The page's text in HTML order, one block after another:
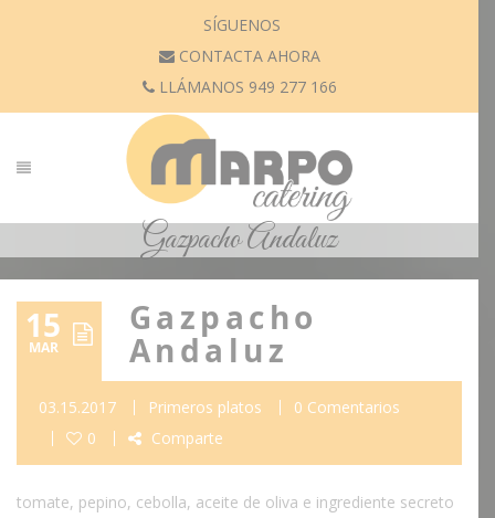
SÍGUENOS
CONTACTA AHORA
LLÁMANOS 949 277 166
Gazpacho Andaluz
15
MAR
Gazpacho
Andaluz
03.15.2017 Primeros platos
0 Comentarios
0
Comparte
tomate, pepino, cebolla, aceite de oliva e ingrediente secreto